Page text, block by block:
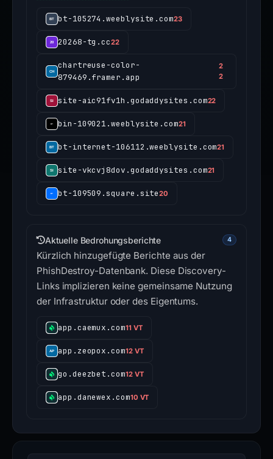
bt-105274.weeblysite.com23
20268-tg.cc22
chartreuse-color-
879469.framer.app
2
2
site-aic91fv1h.godaddysites.com22
bin-109021.weeblysite.com21
bt-internet-106112.weeblysite.com21
site-vkcvj8dov.godaddysites.com21
bt-109509.square.site20
Aktuelle Bedrohungsberichte 4
Kürzlich hinzugefügte Berichte aus der
PhishDestroy-Datenbank. Diese Discovery-
Links implizieren keine gemeinsame Nutzung
der Infrastruktur oder des Eigentums.
app.caemux.com11 VT
app.zeopox.com12 VT
go.deezbet.com12 VT
app.danewex.com10 VT